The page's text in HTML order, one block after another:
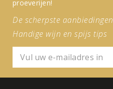
proeverijen!
De scherpste aanbiedingen
Handige wijn en spijs tips